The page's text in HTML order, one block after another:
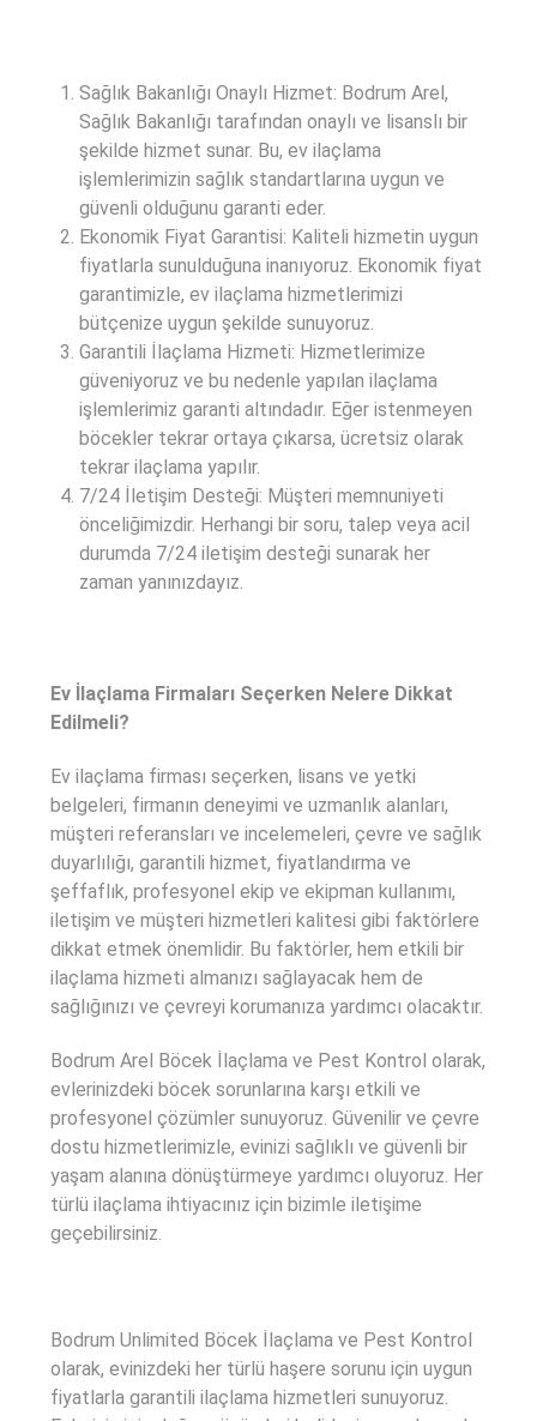
Sağlık Bakanlığı Onaylı Hizmet: Bodrum Arel,
Sağlık Bakanlığı tarafından onaylı ve lisanslı bir
şekilde hizmet sunar. Bu, ev ilaçlama
işlemlerimizin sağlık standartlarına uygun ve
güvenli olduğunu garanti eder.
Ekonomik Fiyat Garantisi: Kaliteli hizmetin uygun
fiyatlarla sunulduğuna inanıyoruz. Ekonomik fiyat
garantimizle, ev ilaçlama hizmetlerimizi
bütçenize uygun şekilde sunuyoruz.
Garantili İlaçlama Hizmeti: Hizmetlerimize
güveniyoruz ve bu nedenle yapılan ilaçlama
işlemlerimiz garanti altındadır. Eğer istenmeyen
böcekler tekrar ortaya çıkarsa, ücretsiz olarak
tekrar ilaçlama yapılır.
7/24 İletişim Desteği: Müşteri memnuniyeti
önceliğimizdir. Herhangi bir soru, talep veya acil
durumda 7/24 iletişim desteği sunarak her
zaman yanınızdayız.
Ev İlaçlama Firmaları Seçerken Nelere Dikkat
Edilmeli?
Ev ilaçlama firması seçerken, lisans ve yetki
belgeleri, firmanın deneyimi ve uzmanlık alanları,
müşteri referansları ve incelemeleri, çevre ve sağlık
duyarlılığı, garantili hizmet, fiyatlandırma ve
şeffaflık, profesyonel ekip ve ekipman kullanımı,
iletişim ve müşteri hizmetleri kalitesi gibi faktörlere
dikkat etmek önemlidir. Bu faktörler, hem etkili bir
ilaçlama hizmeti almanızı sağlayacak hem de
sağlığınızı ve çevreyi korumanıza yardımcı olacaktır.
Bodrum Arel Böcek İlaçlama ve Pest Kontrol olarak,
evlerinizdeki böcek sorunlarına karşı etkili ve
profesyonel çözümler sunuyoruz. Güvenilir ve çevre
dostu hizmetlerimizle, evinizi sağlıklı ve güvenli bir
yaşam alanına dönüştürmeye yardımcı oluyoruz. Her
türlü ilaçlama ihtiyacınız için bizimle iletişime
geçebilirsiniz.
Bodrum Unlimited Böcek İlaçlama ve Pest Kontrol
olarak, evinizdeki her türlü haşere sorunu için uygun
fiyatlarla garantili ilaçlama hizmetleri sunuyoruz.